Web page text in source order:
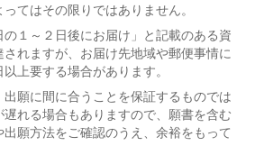
てはその限りではありません。
１～２日後にお届け」と記載のある資
れますが、お届け先地域や郵便事情に
上要する場合があります。
願に間に合うことを保証するものでは
れる場合もありますので、願書を含む
願方法をご確認のうえ、余裕をもって